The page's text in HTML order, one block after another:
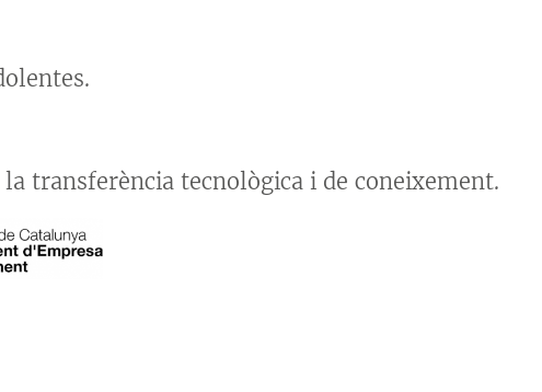
transferència tecnològica i de coneixement.